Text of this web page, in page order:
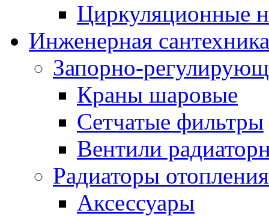
Циркуляционные
Инженерная сантехника
Запорно-
Краны шаровые
Сетчатые фильтры
Вентили
Радиаторы отопления
Аксессуары